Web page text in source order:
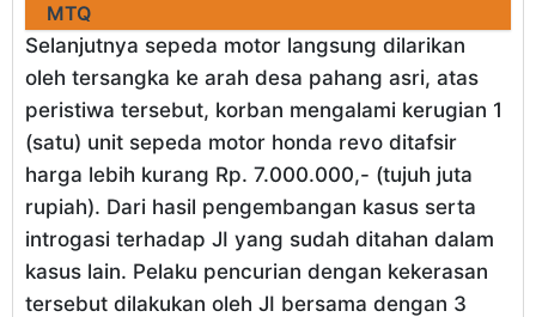
MTQ
Selanjutnya sepeda motor langsung dilarikan
oleh tersangka ke arah desa pahang asri, atas
peristiwa tersebut, korban mengalami kerugian 1
(satu) unit sepeda motor honda revo ditafsir
harga lebih kurang Rp. 7.000.000,- (tujuh juta
rupiah). Dari hasil pengembangan kasus serta
introgasi terhadap JI yang sudah ditahan dalam
kasus lain. Pelaku pencurian dengan kekerasan
tersebut dilakukan oleh JI bersama dengan 3